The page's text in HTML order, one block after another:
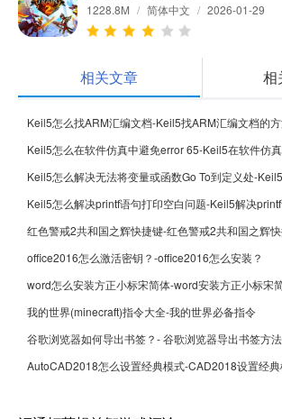
1228.8M / 简体中文 / 2026-01-29
相关文章 相
Keil5怎么找ARM汇编文档-Keil5找ARM汇编文档的
红色警戒2共和国之辉快捷键-红色警戒2共和国之辉
office2016怎么激活密钥？-office2016怎么安装？
word怎么安装方正小标宋简体-word安装方正小标宋
我的世界(minecraft)指令大全-我的世界必备指令
谷歌浏览器如何导出书签？- 谷歌浏览器导出书签方法
AutoCAD2018怎么设置经典模式-CAD2018设置经